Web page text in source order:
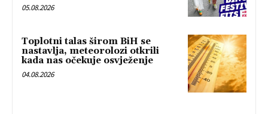
05.08.2026
Toplotni talas širom BiH se
nastavlja, meteorolozi otkrili
kada nas očekuje osvježenje
04.08.2026